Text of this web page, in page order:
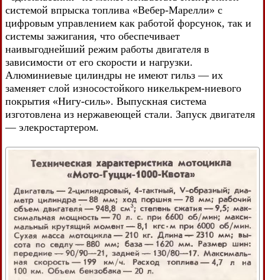
системой впрыска топлива «Вебер-Марелли» с
цифровым управлением как работой форсунок, так и
системы зажигания, что обеспечивает
наивыгоднейший режим работы двигателя в
зависимости от его скорости и нагрузки.
Алюминиевые цилиндры не имеют гильз — их
заменяет слой износостойкого никелькрем-ниевого
покрытия «Нигу-силь». Выпускная система
изготовлена из нержавеющей стали. Запуск двигателя
— элекростартером.